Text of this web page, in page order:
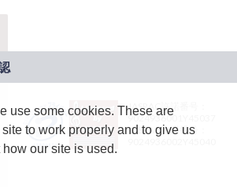
JASRAC許諾番号：
9024936001Y45037
JASRAC許諾番号：
use some cookies. These are
to work properly and to give us
our site is used.